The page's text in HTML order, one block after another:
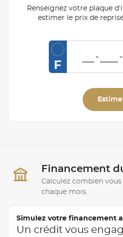
Renseignez votre plaque
estimer le prix de
F
Financement
Calculez combien
chaque mois.
Simulez votre financement
Un crédit vous